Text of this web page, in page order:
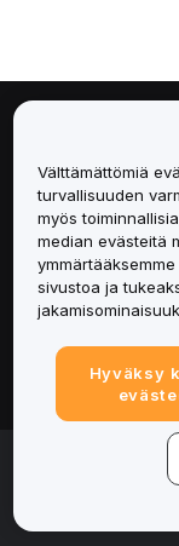
Palvelut
Tuki
Tuotteet
Lakiasiat
© 2025-2026
Välttämättömiä
turvallisuuden
myös
median evästeitä
sivustoa ja
Hyväksy